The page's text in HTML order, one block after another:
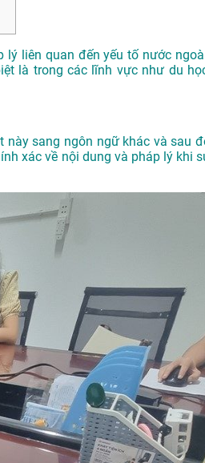
lý liên quan đến yếu tố nước
là trong các lĩnh vực như du
này sang ngôn ngữ khác và sau
xác về nội dung và pháp lý khi